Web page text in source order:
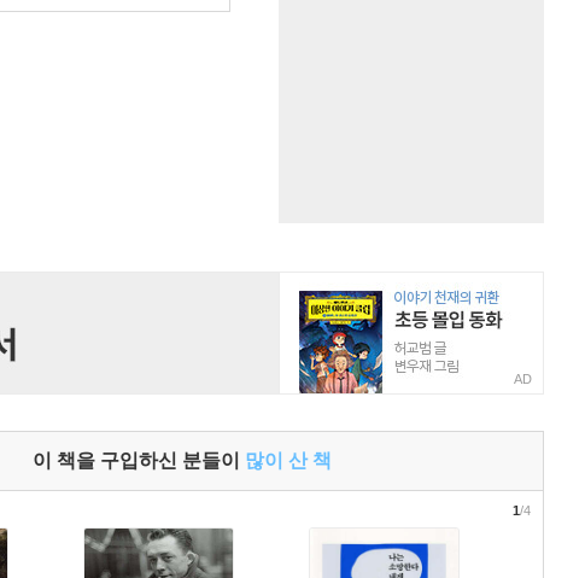
AD
이 책을 구입하신 분들이 많이 산 책
1/4